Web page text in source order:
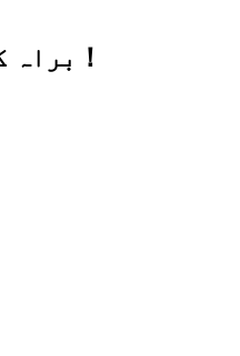
براہ کرم ہم سے مزید خدمت کے لیے اپنی قیمتی معلومات چھوڑیں، شکریہ！